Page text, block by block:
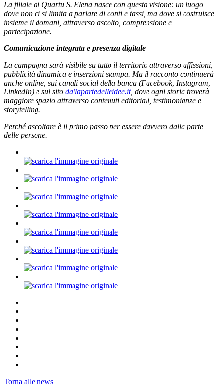
La filiale di Quartu S. Elena nasce con questa visione: un luogo
dove non ci si limita a parlare di conti e tassi, ma dove si costruisce
insieme il domani, attraverso ascolto, comprensione e
partecipazione.
Comunicazione integrata e presenza digitale
La campagna sarà visibile su tutto il territorio attraverso affissioni,
pubblicità dinamica e inserzioni stampa. Ma il racconto continuerà
anche online, sui canali social della banca (Facebook, Instagram,
LinkedIn) e sul sito dallapartedelleidee.it, dove ogni storia troverà
maggiore spazio attraverso contenuti editoriali, testimonianze e
storytelling.
Perché ascoltare è il primo passo per essere davvero dalla parte
delle persone.
Torna alle news